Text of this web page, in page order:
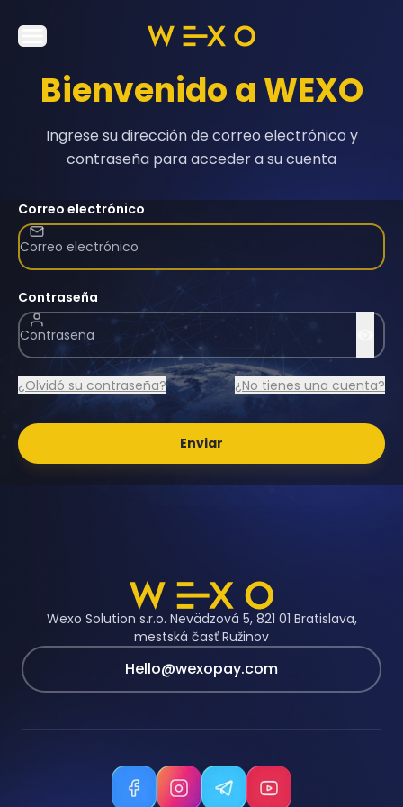
Bienvenido a WEXO
Ingrese su dirección de correo electrónico y
contraseña para acceder a su cuenta
Correo electrónico
Contraseña
¿Olvidó su contraseña? ¿No tienes una cuenta?
Enviar
Wexo Solution s.r.o. Nevädzová 5, 821 01 Bratislava,
mestská časť Ružinov
Hello@wexopay.com